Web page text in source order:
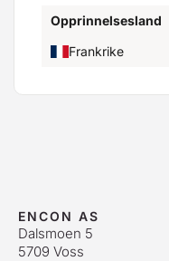
Opprinnelsesland
Frankrike
ENCON AS
Dalsmoen 5
5709 Voss